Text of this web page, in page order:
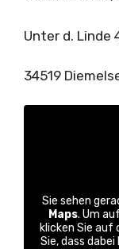
Unter d. Linde
34519
Sie sehen
Maps. Um
klicken Sie
Sie, dass